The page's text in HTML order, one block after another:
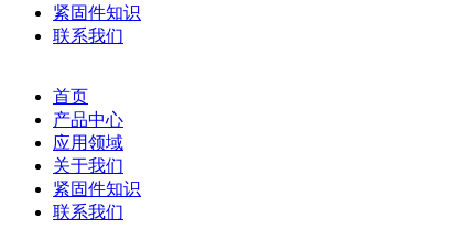
紧固件知识
联系我们
首页
产品中心
应用领域
关于我们
紧固件知识
联系我们